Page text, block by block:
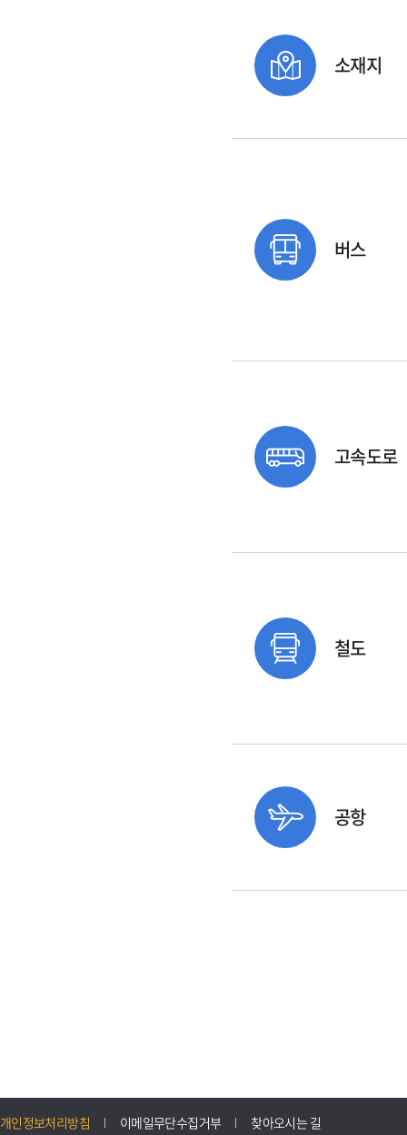
소재지
버스
고속도로
철도
공항
개인정보처리방침 이메일무단수집거부 찾아오시는 길